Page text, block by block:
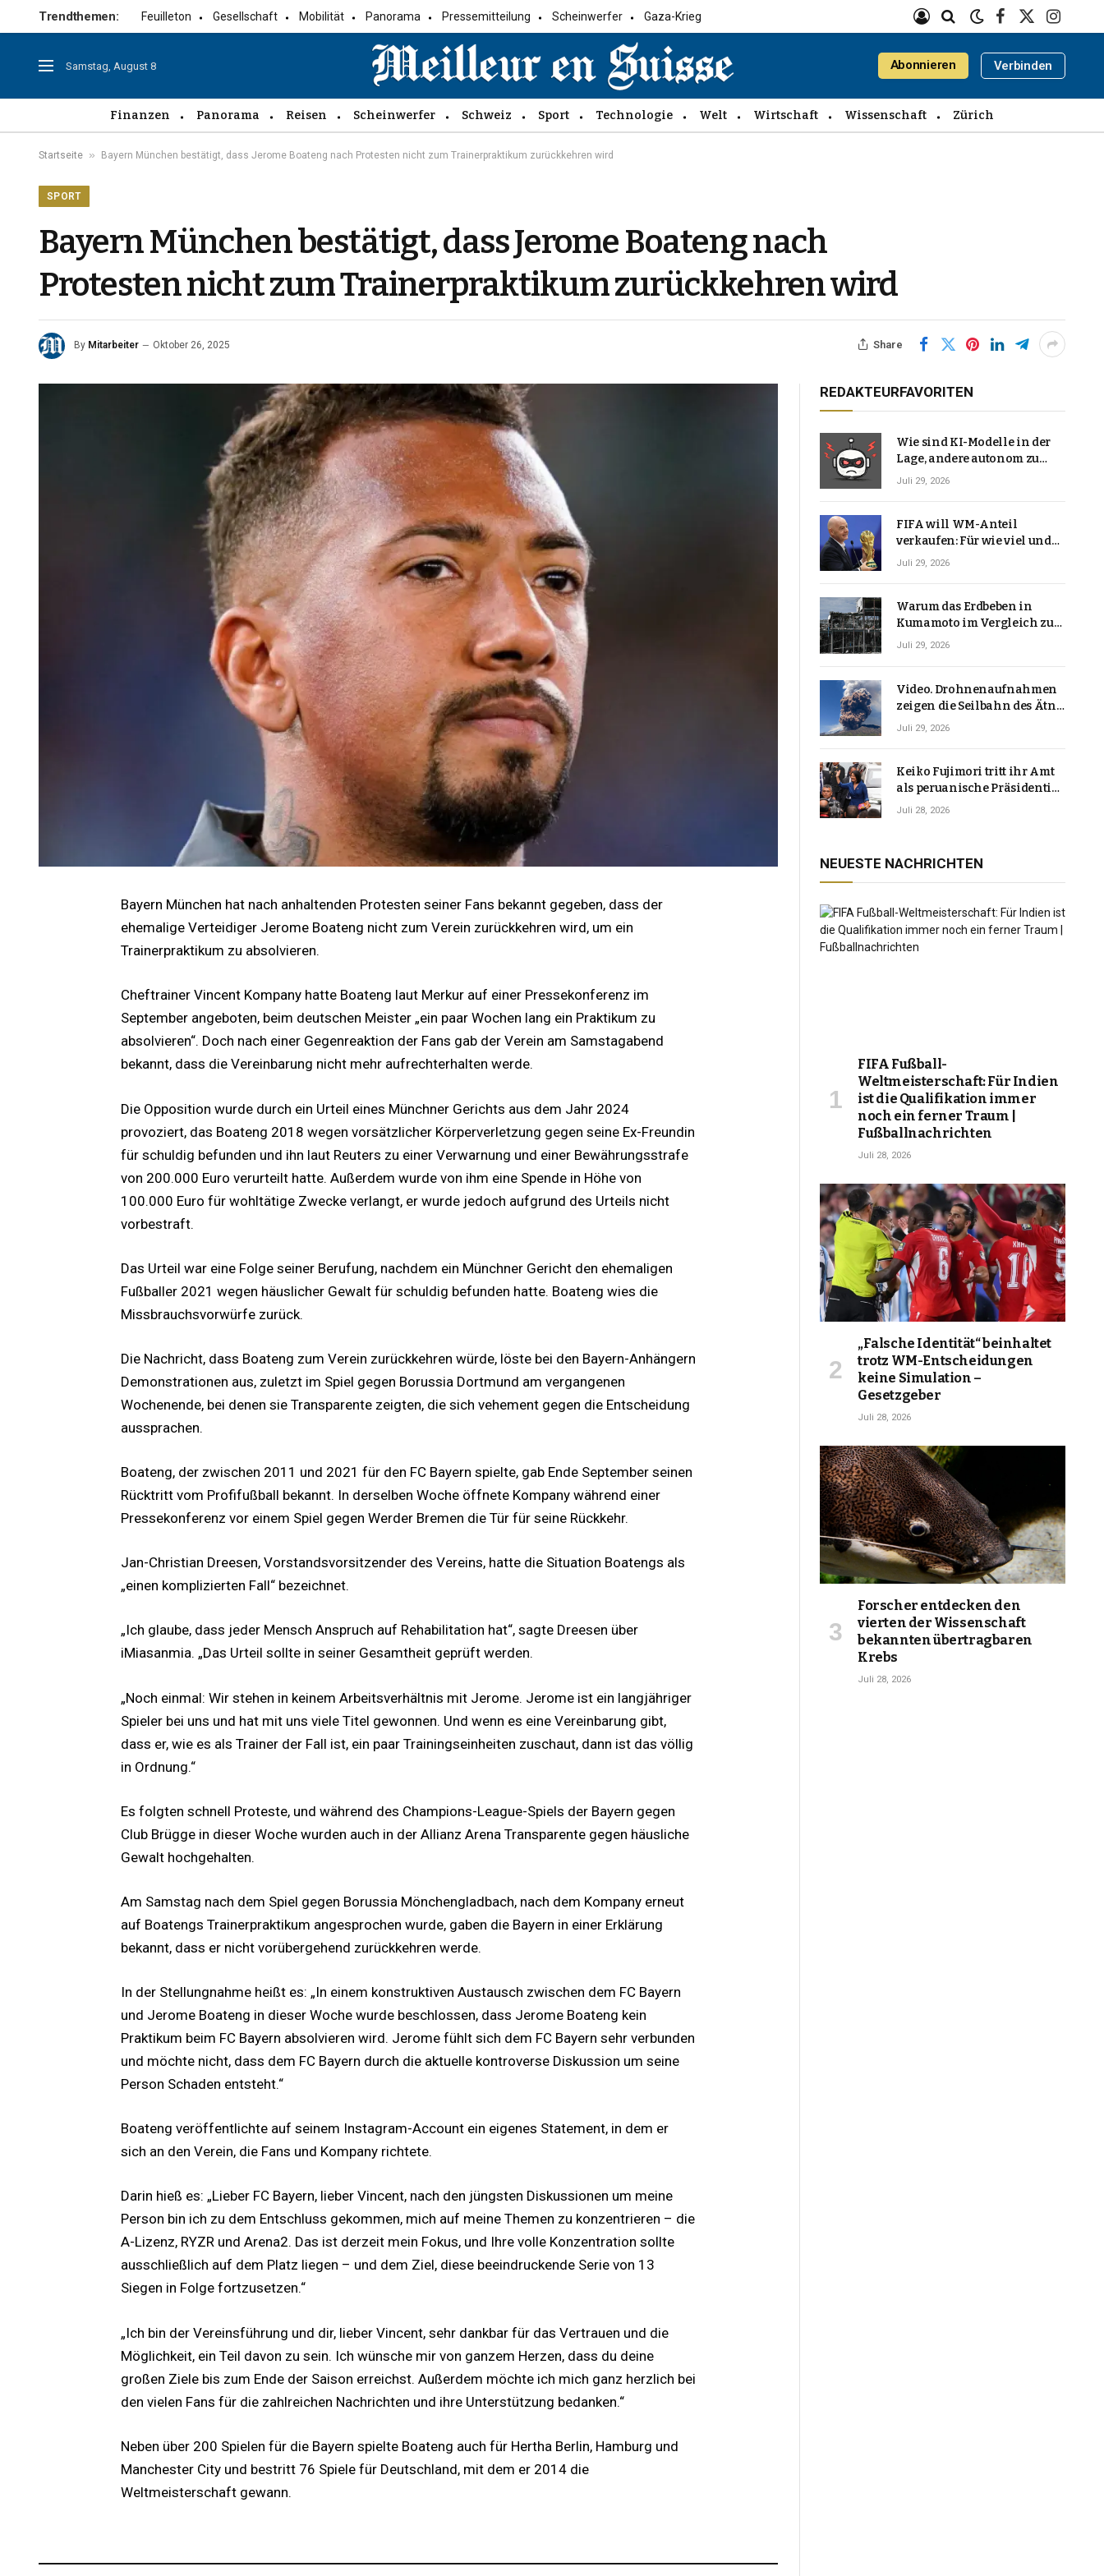
Trendthemen: Feuilleton Gesellschaft Mobilität Panorama Pressemitteilung Scheinwerfer Gaza-Krieg
Facebook
X
Samstag, August 8 Abonnieren Verbinden
Finanzen Panorama Reisen Scheinwerfer Schweiz Sport Technologie Welt Wirtschaft Wissenschaft Zürich
Startseite » Bayern München bestätigt, dass Jerome Boateng nach Protesten nicht zum Trainerpraktikum zurückkehren wird
SPORT
Bayern München bestätigt, dass Jerome Boateng nach
Protesten nicht zum Trainerpraktikum zurückkehren wird
By Mitarbeiter Oktober 26, 2025 Share
Bayern München hat nach anhaltenden Protesten seiner Fans bekannt gegeben, dass der
ehemalige Verteidiger Jerome Boateng nicht zum Verein zurückkehren wird, um ein
Trainerpraktikum zu absolvieren.
Cheftrainer Vincent Kompany hatte Boateng laut Merkur auf einer Pressekonferenz im
September angeboten, beim deutschen Meister „ein paar Wochen lang ein Praktikum zu
absolvieren“. Doch nach einer Gegenreaktion der Fans gab der Verein am Samstagabend
bekannt, dass die Vereinbarung nicht mehr aufrechterhalten werde.
Die Opposition wurde durch ein Urteil eines Münchner Gerichts aus dem Jahr 2024
provoziert, das Boateng 2018 wegen vorsätzlicher Körperverletzung gegen seine Ex-Freundin
für schuldig befunden und ihn laut Reuters zu einer Verwarnung und einer Bewährungsstrafe
von 200.000 Euro verurteilt hatte. Außerdem wurde von ihm eine Spende in Höhe von
100.000 Euro für wohltätige Zwecke verlangt, er wurde jedoch aufgrund des Urteils nicht
vorbestraft.
Das Urteil war eine Folge seiner Berufung, nachdem ein Münchner Gericht den ehemaligen
Fußballer 2021 wegen häuslicher Gewalt für schuldig befunden hatte. Boateng wies die
Missbrauchsvorwürfe zurück.
Die Nachricht, dass Boateng zum Verein zurückkehren würde, löste bei den Bayern-Anhängern
Demonstrationen aus, zuletzt im Spiel gegen Borussia Dortmund am vergangenen
Wochenende, bei denen sie Transparente zeigten, die sich vehement gegen die Entscheidung
aussprachen.
Boateng, der zwischen 2011 und 2021 für den FC Bayern spielte, gab Ende September seinen
Rücktritt vom Profifußball bekannt. In derselben Woche öffnete Kompany während einer
Pressekonferenz vor einem Spiel gegen Werder Bremen die Tür für seine Rückkehr.
Jan-Christian Dreesen, Vorstandsvorsitzender des Vereins, hatte die Situation Boatengs als
„einen komplizierten Fall“ bezeichnet.
„Ich glaube, dass jeder Mensch Anspruch auf Rehabilitation hat“, sagte Dreesen über
iMiasanmia. „Das Urteil sollte in seiner Gesamtheit geprüft werden.
„Noch einmal: Wir stehen in keinem Arbeitsverhältnis mit Jerome. Jerome ist ein langjähriger
Spieler bei uns und hat mit uns viele Titel gewonnen. Und wenn es eine Vereinbarung gibt,
dass er, wie es als Trainer der Fall ist, ein paar Trainingseinheiten zuschaut, dann ist das völlig
in Ordnung.“
Es folgten schnell Proteste, und während des Champions-League-Spiels der Bayern gegen
Club Brügge in dieser Woche wurden auch in der Allianz Arena Transparente gegen häusliche
Gewalt hochgehalten.
Am Samstag nach dem Spiel gegen Borussia Mönchengladbach, nach dem Kompany erneut
auf Boatengs Trainerpraktikum angesprochen wurde, gaben die Bayern in einer Erklärung
bekannt, dass er nicht vorübergehend zurückkehren werde.
In der Stellungnahme heißt es: „In einem konstruktiven Austausch zwischen dem FC Bayern
und Jerome Boateng in dieser Woche wurde beschlossen, dass Jerome Boateng kein
Praktikum beim FC Bayern absolvieren wird. Jerome fühlt sich dem FC Bayern sehr verbunden
und möchte nicht, dass dem FC Bayern durch die aktuelle kontroverse Diskussion um seine
Person Schaden entsteht.“
Boateng veröffentlichte auf seinem Instagram-Account ein eigenes Statement, in dem er
sich an den Verein, die Fans und Kompany richtete.
Darin hieß es: „Lieber FC Bayern, lieber Vincent, nach den jüngsten Diskussionen um meine
Person bin ich zu dem Entschluss gekommen, mich auf meine Themen zu konzentrieren – die
A-Lizenz, RYZR und Arena2. Das ist derzeit mein Fokus, und Ihre volle Konzentration sollte
ausschließlich auf dem Platz liegen – und dem Ziel, diese beeindruckende Serie von 13
Siegen in Folge fortzusetzen.“
„Ich bin der Vereinsführung und dir, lieber Vincent, sehr dankbar für das Vertrauen und die
Möglichkeit, ein Teil davon zu sein. Ich wünsche mir von ganzem Herzen, dass du deine
großen Ziele bis zum Ende der Saison erreichst. Außerdem möchte ich mich ganz herzlich bei
den vielen Fans für die zahlreichen Nachrichten und ihre Unterstützung bedanken.“
Neben über 200 Spielen für die Bayern spielte Boateng auch für Hertha Berlin, Hamburg und
Manchester City und bestritt 76 Spiele für Deutschland, mit dem er 2014 die
Weltmeisterschaft gewann.
REDAKTEURFAVORITEN
Wie sind KI-Modelle in der
Lage, andere autonom zu
hacken? | Technologie-News
Juli 29, 2026
FIFA will WM-Anteil
verkaufen: Für wie viel und
warum macht Gianni
Juli 29, 2026
Warum das Erdbeben in
Kumamoto im Vergleich zu
den meisten Erdbeben, die
Juli 29, 2026
Video. Drohnenaufnahmen
zeigen die Seilbahn des Ätna
über einer Vulkanlandschaft
Juli 29, 2026
Keiko Fujimori tritt ihr Amt
als peruanische Präsidentin
an und verspricht, das
Juli 28, 2026
NEUESTE NACHRICHTEN
FIFA Fußball-
Weltmeisterschaft: Für Indien
ist die Qualifikation immer
noch ein ferner Traum |
Fußballnachrichten
Juli 28, 2026
„Falsche Identität“ beinhaltet
trotz WM-Entscheidungen
keine Simulation –
Gesetzgeber
Juli 28, 2026
Forscher entdecken den
vierten der Wissenschaft
bekannten übertragbaren
Krebs
Juli 28, 2026